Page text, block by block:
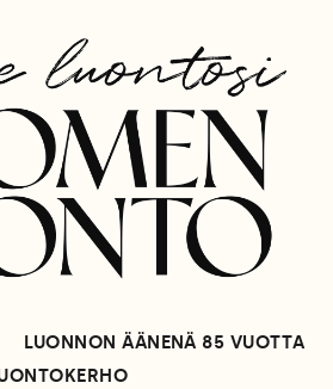
LUONNON ÄÄNENÄ 85 VUOTTA